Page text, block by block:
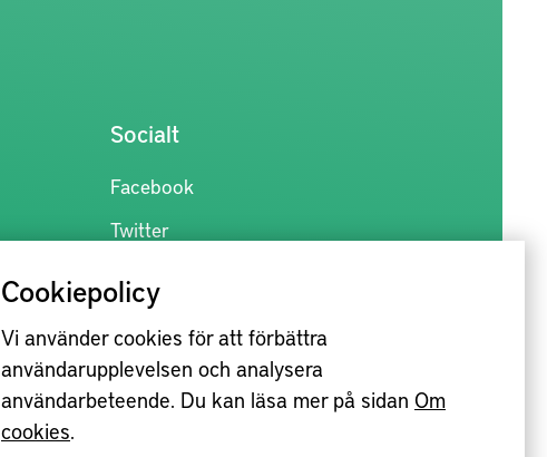
Cookiepolicy
Vi använder cookies för att förbättra
användarupplevelsen och analysera
användarbeteende. Du kan läsa mer på sidan Om
cookies.
Socialt
Facebook
Twitter